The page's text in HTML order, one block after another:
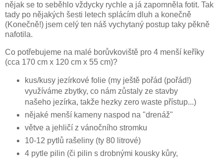
nějak se to seběhlo vždycky rychle a já zapomněla fotit. Tak
tady po nějakých šesti letech splácím dluh a konečně
(Konečně!) jsem celý ten náš vychytaný postup taky pěkně
nafotila.
Co potřebujeme na malé borůvkoviště pro 4 menší keříky
(cca 170 cm x 120 cm x 55 cm)?
kus/kusy jezírkové folie (my ještě pořád (pořád!)
využíváme zbytky, co nám zůstaly ze stavby
našeho jezírka, takže hezky zero waste přístup...)
nějaké menší kameny naspod na "drenáž"
větve a jehličí z vánočního stromku
10-12 pytlů rašeliny (ty 80 litrové)
4 pytle pilin (či pilin s drobnými kousky kůry,